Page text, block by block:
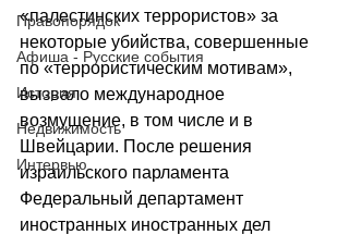
Правопорядок
Афиша - Русские события
История
Недвижимость
Интервью
«палестинских террористов» за
некоторые убийства, совершенные
по «террористическим мотивам»,
вызвало международное
возмущение, в том числе и в
Швейцарии. После решения
израильского парламента
Федеральный департамент
иностранных иностранных дел